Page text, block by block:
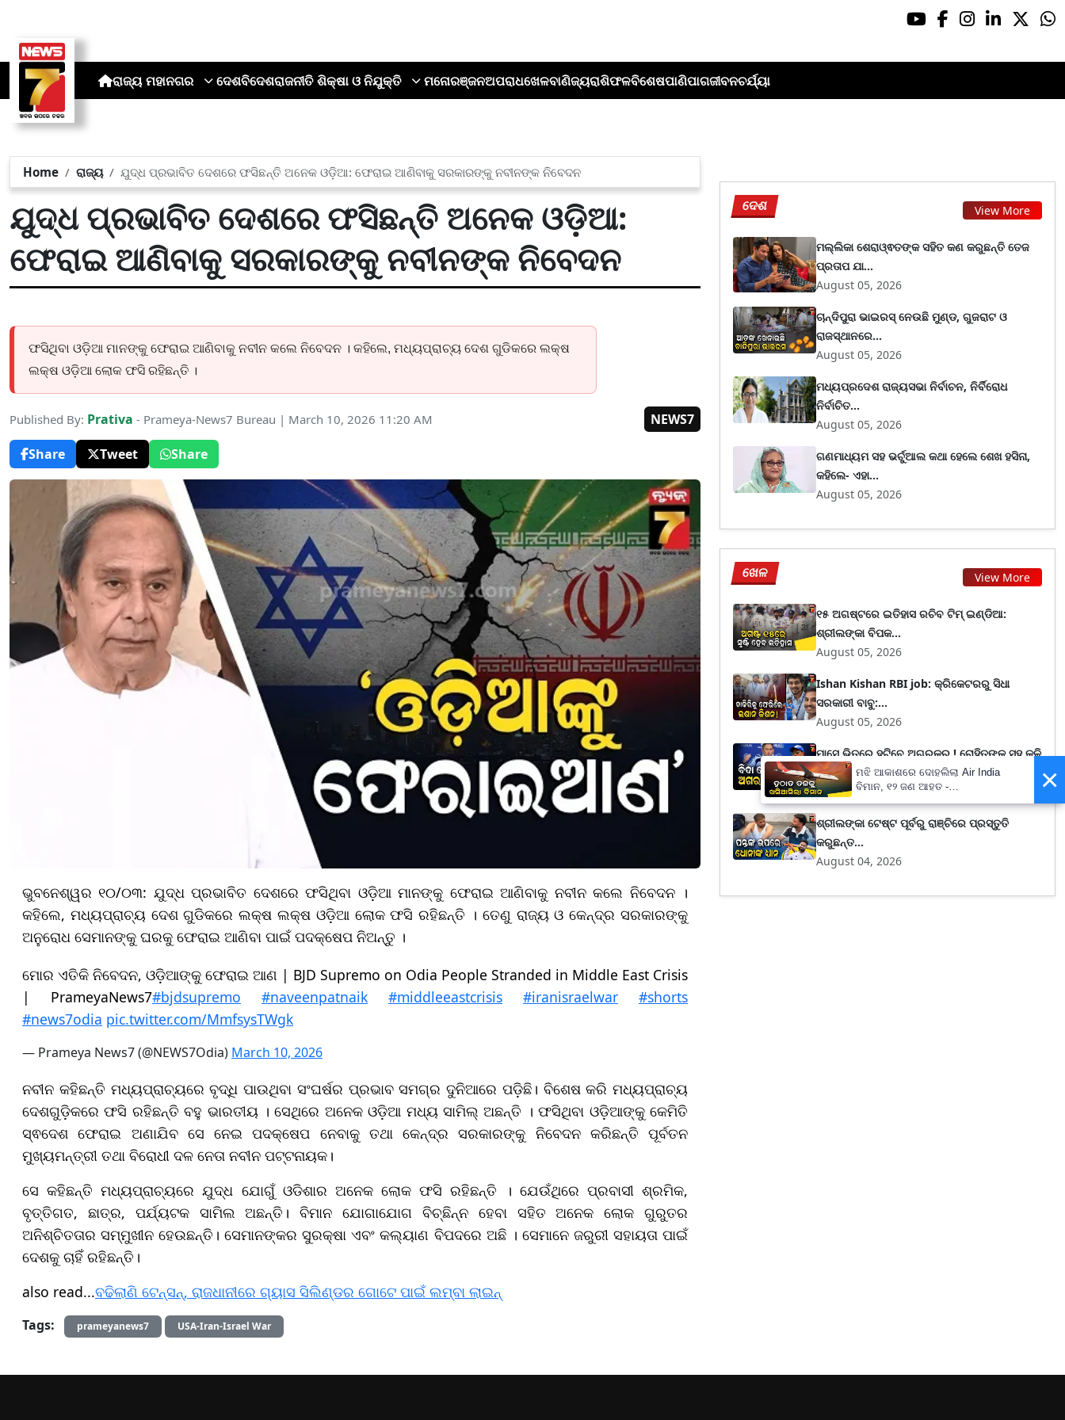
ରାଜ୍ୟ ମହାନଗର ଦେଶବିଦେଶରାଜନୀତି ଶିକ୍ଷା ଓ ନିଯୁକ୍ତି ମନୋରଞ୍ଜନଅପରାଧଖେଳବାଣିଜ୍ୟରାଶିଫଳବିଶେଷପାଣିପାଗଜୀବନଚର୍ଯ୍ୟା
Home ରାଜ୍ୟ ଯୁଦ୍ଧ ପ୍ରଭାବିତ ଦେଶରେ ଫସିଛନ୍ତି ଅନେକ ଓଡ଼ିଆ: ଫେରାଇ ଆଣିବାକୁ ସରକାରଙ୍କୁ ନବୀନଙ୍କ ନିବେଦନ
ଯୁଦ୍ଧ ପ୍ରଭାବିତ ଦେଶରେ ଫସିଛନ୍ତି ଅନେକ ଓଡ଼ିଆ:
ଫେରାଇ ଆଣିବାକୁ ସରକାରଙ୍କୁ ନବୀନଙ୍କ ନିବେଦନ
ଫସିଥିବା ଓଡ଼ିଆ ମାନଙ୍କୁ ଫେରାଇ ଆଣିବାକୁ ନବୀନ କଲେ ନିବେଦନ । କହିଲେ, ମଧ୍ୟପ୍ରାଚ୍ୟ ଦେଶ ଗୁଡିକରେ ଲକ୍ଷ
ଲକ୍ଷ ଓଡ଼ିଆ ଲୋକ ଫସି ରହିଛନ୍ତି ।
Published By: Prativa - Prameya-News7 Bureau | March 10, 2026 11:20 AM
NEWS7
Share
Tweet Share
ଭୁବନେଶ୍ୱର ୧୦/୦୩: ଯୁଦ୍ଧ ପ୍ରଭାବିତ ଦେଶରେ ଫସିଥିବା ଓଡ଼ିଆ ମାନଙ୍କୁ ଫେରାଇ ଆଣିବାକୁ ନବୀନ କଲେ ନିବେଦନ ।
କହିଲେ, ମଧ୍ୟପ୍ରାଚ୍ୟ ଦେଶ ଗୁଡିକରେ ଲକ୍ଷ ଲକ୍ଷ ଓଡ଼ିଆ ଲୋକ ଫସି ରହିଛନ୍ତି । ତେଣୁ ରାଜ୍ୟ ଓ କେନ୍ଦ୍ର ସରକାରଙ୍କୁ
ଅନୁରୋଧ ସେମାନଙ୍କୁ ଘରକୁ ଫେରାଇ ଆଣିବା ପାଇଁ ପଦକ୍ଷେପ ନିଅନ୍ତୁ ।
ମୋର ଏତିକି ନିବେଦନ, ଓଡ଼ିଆଙ୍କୁ ଫେରାଇ ଆଣ | BJD Supremo on Odia People Stranded in Middle East Crisis
| PrameyaNews7#bjdsupremo #naveenpatnaik #middleeastcrisis #iranisraelwar
#shorts
#news7odia pic.twitter.com/MmfsysTWgk
— Prameya News7 (@NEWS7Odia) March 10, 2026
ନବୀନ କହିଛନ୍ତି ମଧ୍ୟପ୍ରାଚ୍ୟରେ ବୃଦ୍ଧି ପାଉଥିବା ସଂଘର୍ଷର ପ୍ରଭାବ ସମଗ୍ର ଦୁନିଆରେ ପଡ଼ିଛି। ବିଶେଷ କରି ମଧ୍ୟପ୍ରାଚ୍ୟ
ଦେଶଗୁଡ଼ିକରେ ଫସି ରହିଛନ୍ତି ବହୁ ଭାରତୀୟ । ସେଥିରେ ଅନେକ ଓଡ଼ିଆ ମଧ୍ୟ ସାମିଲ୍ ଅଛନ୍ତି । ଫସିଥିବା ଓଡ଼ିଆଙ୍କୁ କେମିତି
ସ୍ଵଦେଶ ଫେରାଇ ଅଣାଯିବ ସେ ନେଇ ପଦକ୍ଷେପ ନେବାକୁ ତଥା କେନ୍ଦ୍ର ସରକାରଙ୍କୁ ନିବେଦନ କରିଛନ୍ତି ପୂର୍ବତନ
ମୁଖ୍ୟମନ୍ତ୍ରୀ ତଥା ବିରୋଧୀ ଦଳ ନେତା ନବୀନ ପଟ୍ଟନାୟକ।
ସେ କହିଛନ୍ତି ମଧ୍ୟପ୍ରାଚ୍ୟରେ ଯୁଦ୍ଧ ଯୋଗୁଁ ଓଡିଶାର ଅନେକ ଲୋକ ଫସି ରହିଛନ୍ତି । ଯେଉଁଥିରେ ପ୍ରବାସୀ ଶ୍ରମିକ,
ବୃତ୍ତିଗତ, ଛାତ୍ର, ପର୍ଯ୍ୟଟକ ସାମିଲ ଅଛନ୍ତି। ବିମାନ ଯୋଗାଯୋଗ ବିଚ୍ଛିନ୍ନ ହେବା ସହିତ ଅନେକ ଲୋକ ଗୁରୁତର
ଅନିଶ୍ଚିତତାର ସମ୍ମୁଖୀନ ହେଉଛନ୍ତି। ସେମାନଙ୍କର ସୁରକ୍ଷା ଏବଂ କଲ୍ୟାଣ ବିପଦରେ ଅଛି । ସେମାନେ ଜରୁରୀ ସହାୟତା ପାଇଁ
ଦେଶକୁ ଚାହିଁ ରହିଛନ୍ତି।
also read...ବଢିଲାଣି ଟେନ୍‌ସନ୍‌, ରାଜଧାନୀରେ ଗ୍ୟାସ ସିଲିଣ୍ଡର ଗୋଟେ ପାଇଁ ଲମ୍ବା ଲାଇନ୍
Tags: prameyanews7 USA-Iran-Israel War
ଦେଶ View More
ମଲ୍ଲିକା ଶେରାଓ୍ଵତଙ୍କ ସହିତ କଣ କରୁଛନ୍ତି ତେଜ
ପ୍ରତାପ ଯା...
August 05, 2026
ଚାନ୍ଦିପୁରା ଭାଇରସ୍ ନେଉଛି ମୁଣ୍ଡ, ଗୁଜରାଟ ଓ
ରାଜସ୍ଥାନରେ...
August 05, 2026
ମଧ୍ୟପ୍ରଦେଶ ରାଜ୍ୟସଭା ନିର୍ବାଚନ, ନିର୍ବିରୋଧ
ନିର୍ବାଚିତ...
August 05, 2026
ଗଣମାଧ୍ୟମ ସହ ଭର୍ଚୁଆଲ କଥା ହେଲେ ଶେଖ ହସିନା,
କହିଲେ- ଏହା...
August 05, 2026
ଖେଳ View More
୧୫ ଅଗଷ୍ଟରେ ଇତିହାସ ରଚିବ ଟିମ୍ ଇଣ୍ଡିଆ:
ଶ୍ରୀଲଙ୍କା ବିପକ...
August 05, 2026
Ishan Kishan RBI job: କ୍ରିକେଟରରୁ ସିଧା
ସରକାରୀ ବାବୁ:...
August 05, 2026
ମାସେ ଭିତରେ ହଟିବେ ଅଗରକର ! ରୋହିତଙ୍କ ସହ କଳି
ଭାରି ପଡ଼...
August 05, 2026
ଶ୍ରୀଲଙ୍କା ଟେଷ୍ଟ ପୂର୍ବରୁ ରାଞ୍ଚିରେ ପ୍ରସ୍ତୁତି
କରୁଛନ୍ତ...
August 04, 2026
×
ମଝି ଆକାଶରେ ଦୋହଲିଲା Air India
ବିମାନ, ୧୨ ଜଣ ଆହତ -